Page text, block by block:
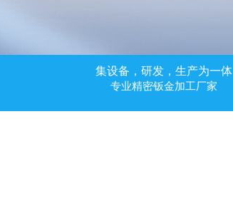
集设备，研发，生产为一体
专业精密钣金加工厂家